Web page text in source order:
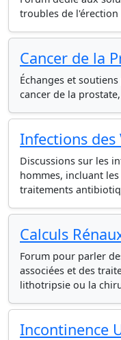
troubles de
Cancer de la
Échanges et
cancer de la
Infections des
Discussions sur les
hommes, incluant
traitements
Calculs
Forum pour parler
associées et des
lithotripsie ou la
Incontinence